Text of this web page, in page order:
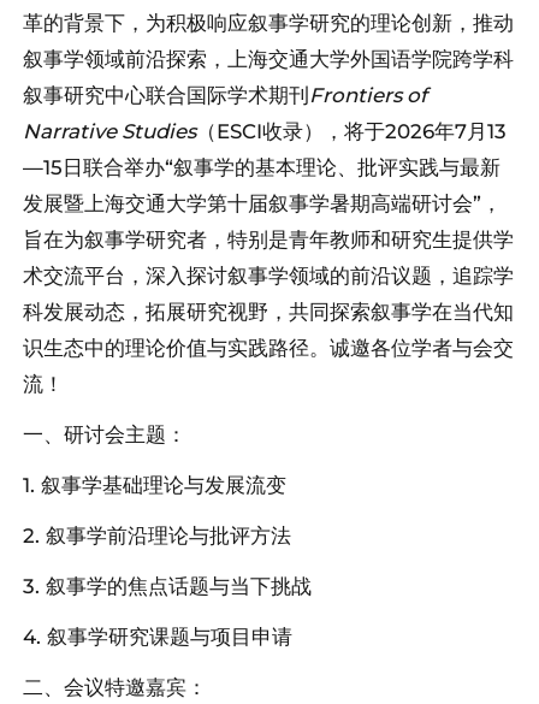
革的背景下，为积极响应叙事学研究的理论创新，推动
叙事学领域前沿探索，上海交通大学外国语学院跨学科
叙事研究中心联合国际学术期刊Frontiers of
Narrative Studies（ESCI收录），将于2026年7月13
—15日联合举办“叙事学的基本理论、批评实践与最新
发展暨上海交通大学第十届叙事学暑期高端研讨会”，
旨在为叙事学研究者，特别是青年教师和研究生提供学
术交流平台，深入探讨叙事学领域的前沿议题，追踪学
科发展动态，拓展研究视野，共同探索叙事学在当代知
识生态中的理论价值与实践路径。诚邀各位学者与会交
流！
一、研讨会主题：
1. 叙事学基础理论与发展流变
2. 叙事学前沿理论与批评方法
3. 叙事学的焦点话题与当下挑战
4. 叙事学研究课题与项目申请
二、会议特邀嘉宾：